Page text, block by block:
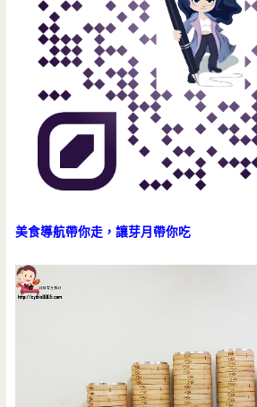
美食導航帶你走，讓芽月帶你吃